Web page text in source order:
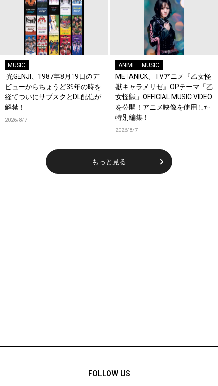
MUSIC
光GENJI、1987年8月19日のデ
ビューからちょうど39年の時を
経てついにサブスクとDL配信が
解禁！
2026/8/7
ANIME MUSIC
METANICK、TVアニメ『乙女怪
獣キャラメリゼ』OPテーマ「乙
女怪獣」OFFICIAL MUSIC VIDEO
を公開！アニメ映像を使用した
特別編集！
2026/8/7
もっと見る
FOLLOW US